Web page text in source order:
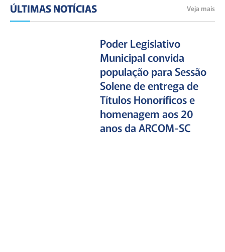
ÚLTIMAS NOTÍCIAS Veja mais
Poder Legislativo
Municipal convida
população para Sessão
Solene de entrega de
Títulos Honoríficos e
homenagem aos 20
anos da ARCOM-SC